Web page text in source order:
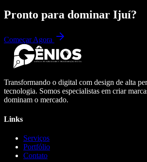
Pronto para dominar Ijuí?
Começar Agora
Transformando o digital com design de alta
tecnologia. Somos especialistas em criar
dominam o mercado.
Links
Serviços
Portfólio
Contato